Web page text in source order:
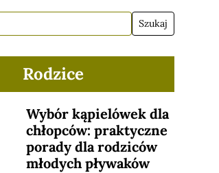
Rodzice
Wybór kąpielówek dla
chłopców: praktyczne
porady dla rodziców
młodych pływaków